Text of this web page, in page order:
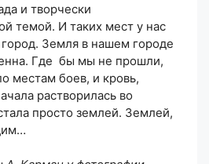
и творчески
темой. И таких мест у нас
город. Земля в нашем городе
Где бы мы не прошли,
местам боев, и кровь,
растворилась во
просто землей. Землей,